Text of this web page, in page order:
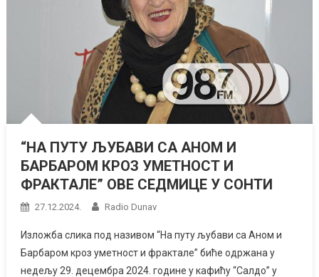
“НА ПУТУ ЉУБАВИ СА АНОМ И
БАРБАРОМ КРОЗ УМЕТНОСТ И
ФРАКТАЛЕ” ОВЕ СЕДМИЦЕ У СОНТИ
27.12.2024. Radio Dunav
Изложба слика под називом “На путу љубави са Аном и
Барбаром кроз уметност и фрактале” биће одржана у
недељу 29. децембра 2024. године у кафићу “Салдо” у